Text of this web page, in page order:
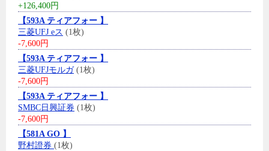
+126,400円
【593A ティアフォー 】
三菱UFJ eス (1枚)
-7,600円
【593A ティアフォー 】
三菱UFJモルガ(1枚)
-7,600円
【593A ティアフォー 】
SMBC日興証券 (1枚)
-7,600円
【581A GO 】
野村證券 (1枚)